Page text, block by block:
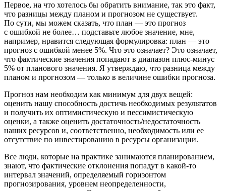
Первое, на что хотелось бы обратить внимание, так это факт,
что разницы между планом и прогнозом не существует.
По сути, мы можем сказать, что план — это прогноз
с ошибкой не более… подставьте любое значение, мне,
например, нравится следующая формулировка: план — это
прогноз с ошибкой менее 5%. Что это означает? Это означает,
что фактические значения попадают в диапазон плюс-минус
5% от планового значения. Я утверждаю, что разница между
планом и прогнозом — только в величине ошибки прогноза.
Прогноз нам необходим как минимум для двух вещей:
оценить нашу способность достичь необходимых результатов
и получить их оптимистическую и пессимистическую
оценки, а также оценить достаточность/недостаточность
наших ресурсов и, соответственно, необходимость или ее
отсутствие по инвестированию в ресурсы организации.
Все люди, которые на практике занимаются планированием,
знают, что фактические отклонения попадут в какой-то
интервал значений, определяемый горизонтом
прогнозирования, уровнем неопределенности,